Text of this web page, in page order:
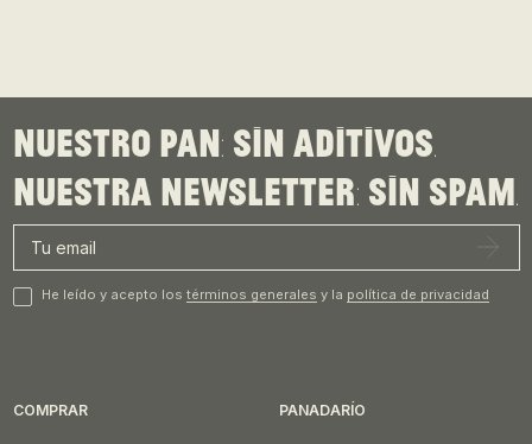
Nuestro pan: sin aditivos.
Nuestra newsletter: sin spam.
He leído y acepto los términos generales y la política de privacidad
COMPRAR PANADARÍO